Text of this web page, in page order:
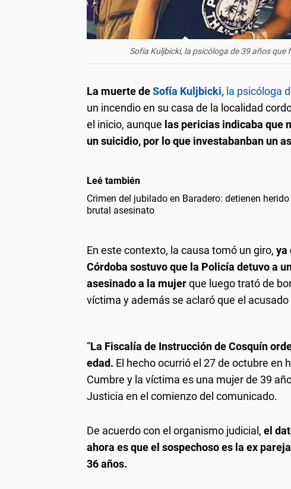
Sofía Kuljbicki, la psicóloga de 39 años que
La muerte deSofía Kuljbicki, la psicóloga
un incendio en su casa de la localidad
el inicio, aunque las pericias indicaba que
un suicidio, por lo que investabanban un
Leé también
Crimen del jubilado en Baradero: detienen
brutal asesinato
En este contexto, la causa tomó un giro, ya
Córdoba sostuvo que la Policía detuvo a
asesinado a la mujerque luego trató de
víctima y además se aclaró que el
“La Fiscalía de Instrucción de Cosquín
edad. El hecho ocurrió el 27 de octubre en
Cumbre y la víctima es una mujer de 39
Justicia en el comienzo del comunicado.
De acuerdo con el organismo judicial, el
ahora es que el sospechoso es la ex
36 años.